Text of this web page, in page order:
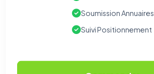
Soumission Annuaires
Suivi Positionnement